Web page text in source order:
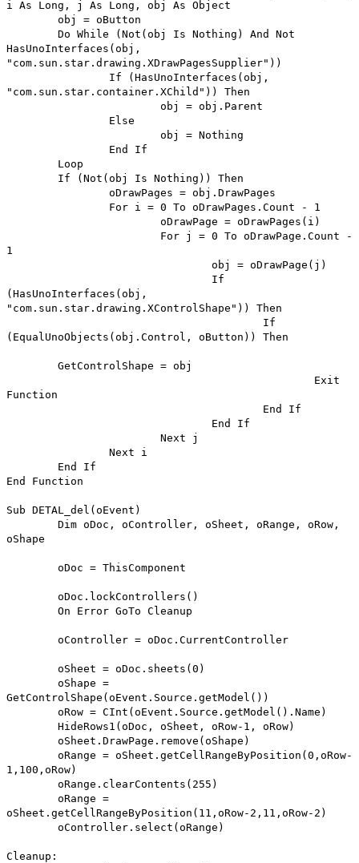
i As Long, j As Long, obj As Object
obj = oButton
Do While (Not(obj Is Nothing) And Not
HasUnoInterfaces(obj,
"com.sun.star.drawing.XDrawPagesSupplier"))
If (HasUnoInterfaces(obj,
"com.sun.star.container.XChild")) Then
obj = obj.Parent
Else
obj = Nothing
End If
Loop
If (Not(obj Is Nothing)) Then
oDrawPages = obj.DrawPages
For i = 0 To oDrawPages.Count - 1
oDrawPage = oDrawPages(i)
For j = 0 To oDrawPage.Count -
1
obj = oDrawPage(j)
If
(HasUnoInterfaces(obj,
"com.sun.star.drawing.XControlShape")) Then
If
(EqualUnoObjects(obj.Control, oButton)) Then
GetControlShape = obj
Exit
Function
End If
End If
Next j
Next i
End If
End Function
Sub DETAL_del(oEvent)
Dim oDoc, oController, oSheet, oRange, oRow,
oShape
oDoc = ThisComponent
oDoc.lockControllers()
On Error GoTo Cleanup
oController = oDoc.CurrentController
oSheet = oDoc.sheets(0)
oShape =
GetControlShape(oEvent.Source.getModel())
oRow = CInt(oEvent.Source.getModel().Name)
HideRows1(oDoc, oSheet, oRow-1, oRow)
oSheet.DrawPage.remove(oShape)
oRange = oSheet.getCellRangeByPosition(0,oRow-
1,100,oRow)
oRange.clearContents(255)
oRange =
oSheet.getCellRangeByPosition(11,oRow-2,11,oRow-2)
oController.select(oRange)
Cleanup: